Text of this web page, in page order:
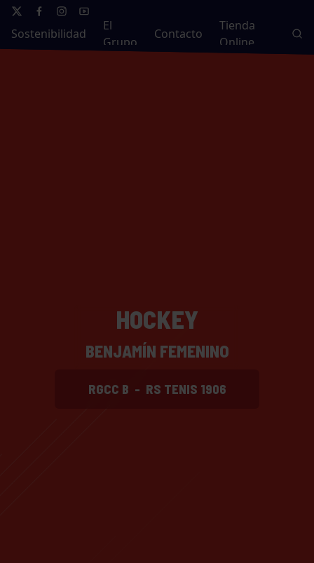
Sostenibilidad
El
Grupo
Contacto
Tienda
Online
HOCKEY
BENJAMÍN FEMENINO
RGCC B - RS TENIS 1906